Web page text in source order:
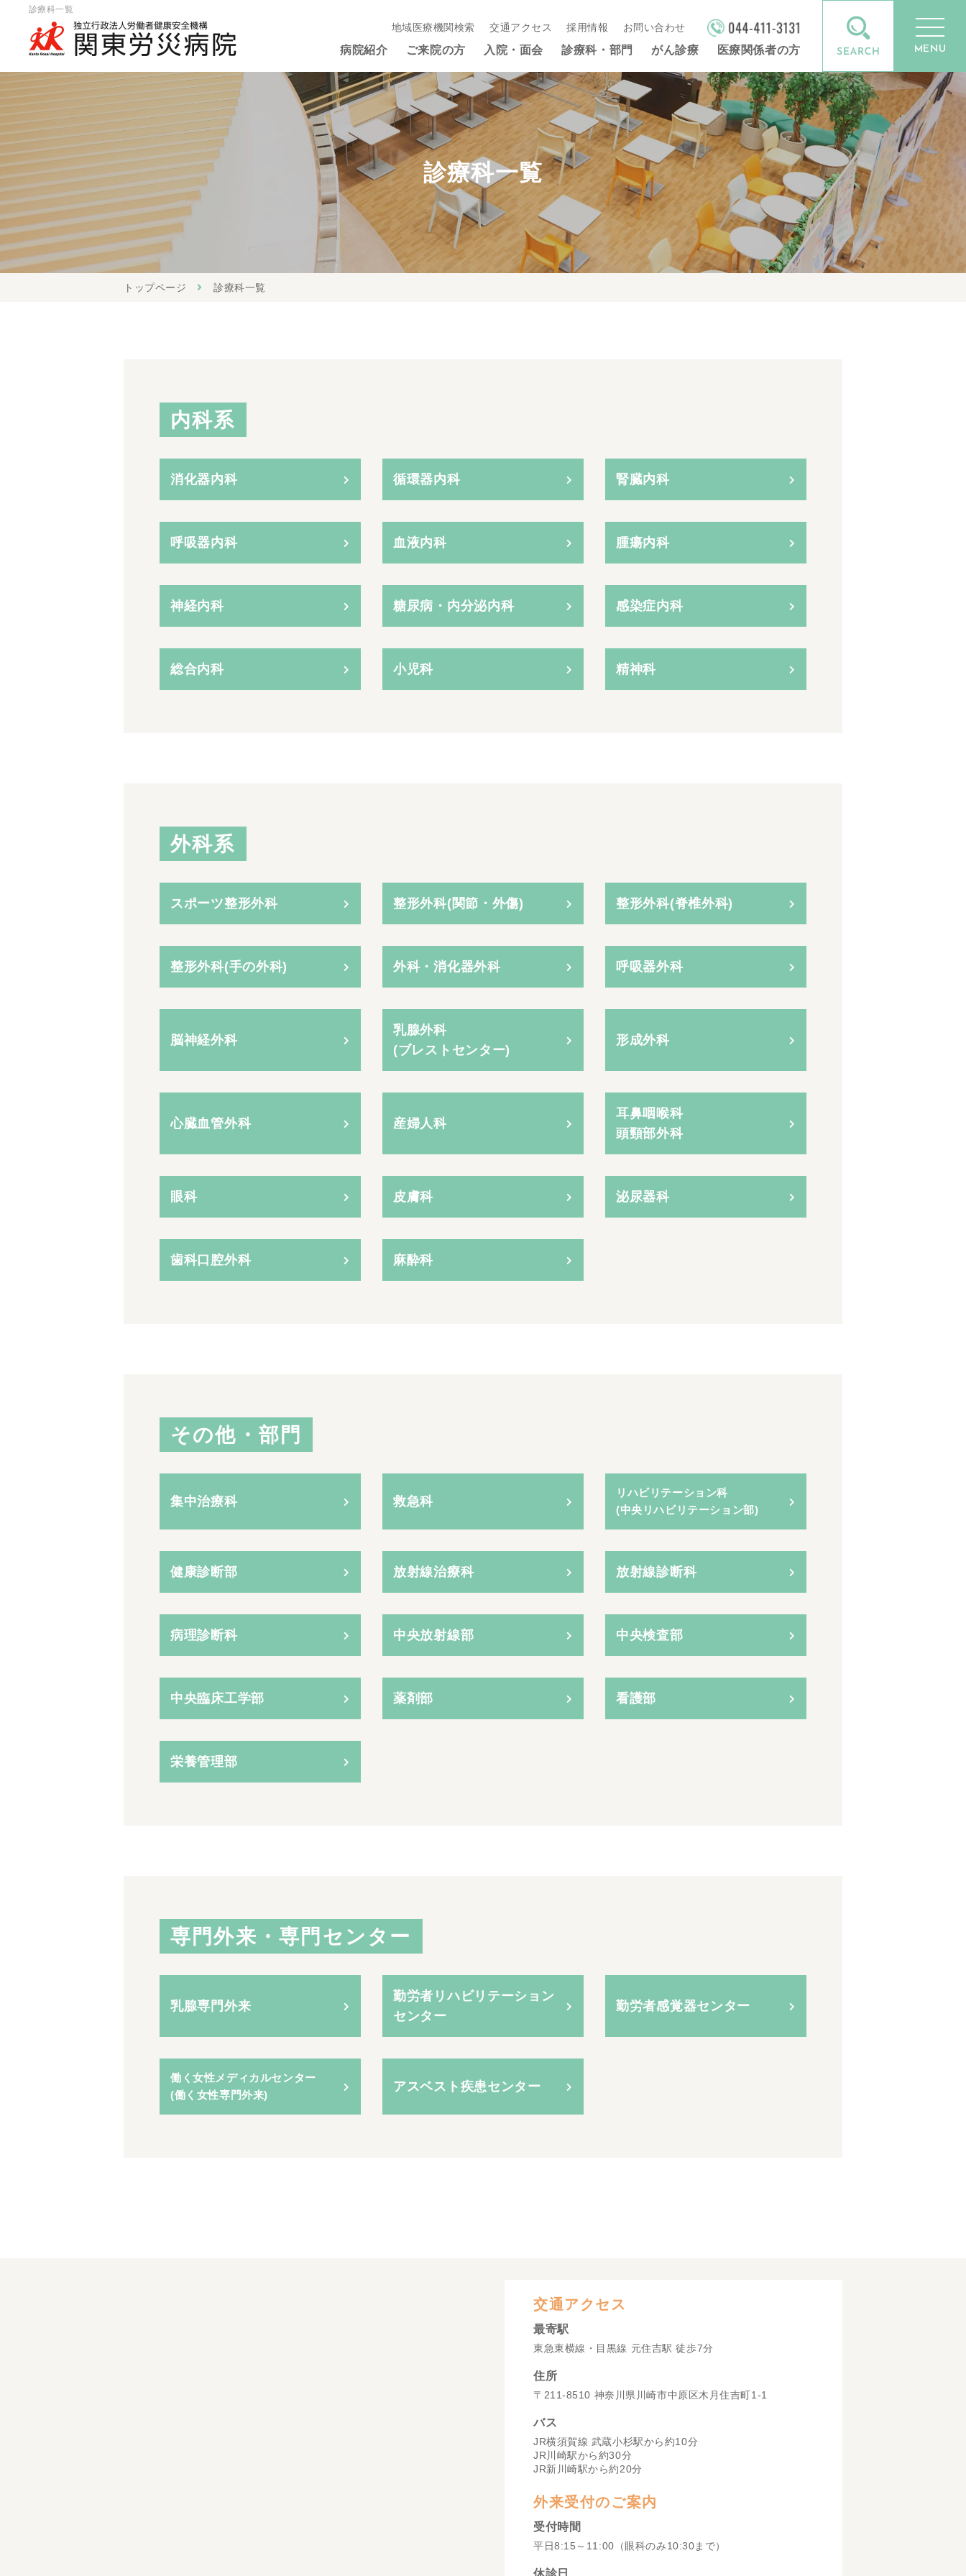
診療科一覧
地域医療機関検索 交通アクセス 採用情報 お問い合わせ
病院紹介 ご来院の方 入院・面会 診療科・部門 がん診療 医療関係者の方 MENU
診療科一覧
トップページ 診療科一覧
内科系
消化器内科 循環器内科 腎臓内科
呼吸器内科 血液内科 腫瘍内科
神経内科 糖尿病・内分泌内科 感染症内科
総合内科 小児科 精神科
外科系
スポーツ整形外科 整形外科(関節・外傷) 整形外科(脊椎外科)
整形外科(手の外科) 外科・消化器外科 呼吸器外科
脳神経外科
乳腺外科
(ブレストセンター)
形成外科
心臓血管外科 産婦人科
耳鼻咽喉科
頭頸部外科
眼科 皮膚科 泌尿器科
歯科口腔外科 麻酔科
その他・部門
集中治療科 救急科
リハビリテーション科
(中央リハビリテーション部)
健康診断部 放射線治療科 放射線診断科
病理診断科 中央放射線部 中央検査部
中央臨床工学部 薬剤部 看護部
栄養管理部
専門外来・専門センター
乳腺専門外来
勤労者リハビリテーション
センター
勤労者感覚器センター
働く女性メディカルセンター
(働く女性専門外来)
アスベスト疾患センター
交通アクセス
最寄駅
東急東横線・目黒線 元住吉駅 徒歩7分
住所
〒211-8510 神奈川県川崎市中原区木月住吉町1-1
バス
JR横須賀線 武蔵小杉駅から約10分
JR川崎駅から約30分
JR新川崎駅から約20分
外来受付のご案内
受付時間
平日8:15～11:00（眼科のみ10:30まで）
休診日